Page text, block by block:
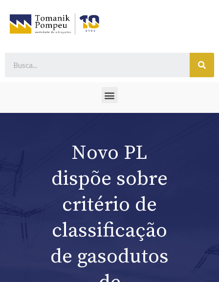
Novo PL
dispõe sobre
critério de
classificação
de gasodutos